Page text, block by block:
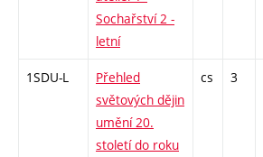
Sochařství 2 -
letní
1SDU-L
Přehled
světových dějin
umění 20.
století do roku
cs 3